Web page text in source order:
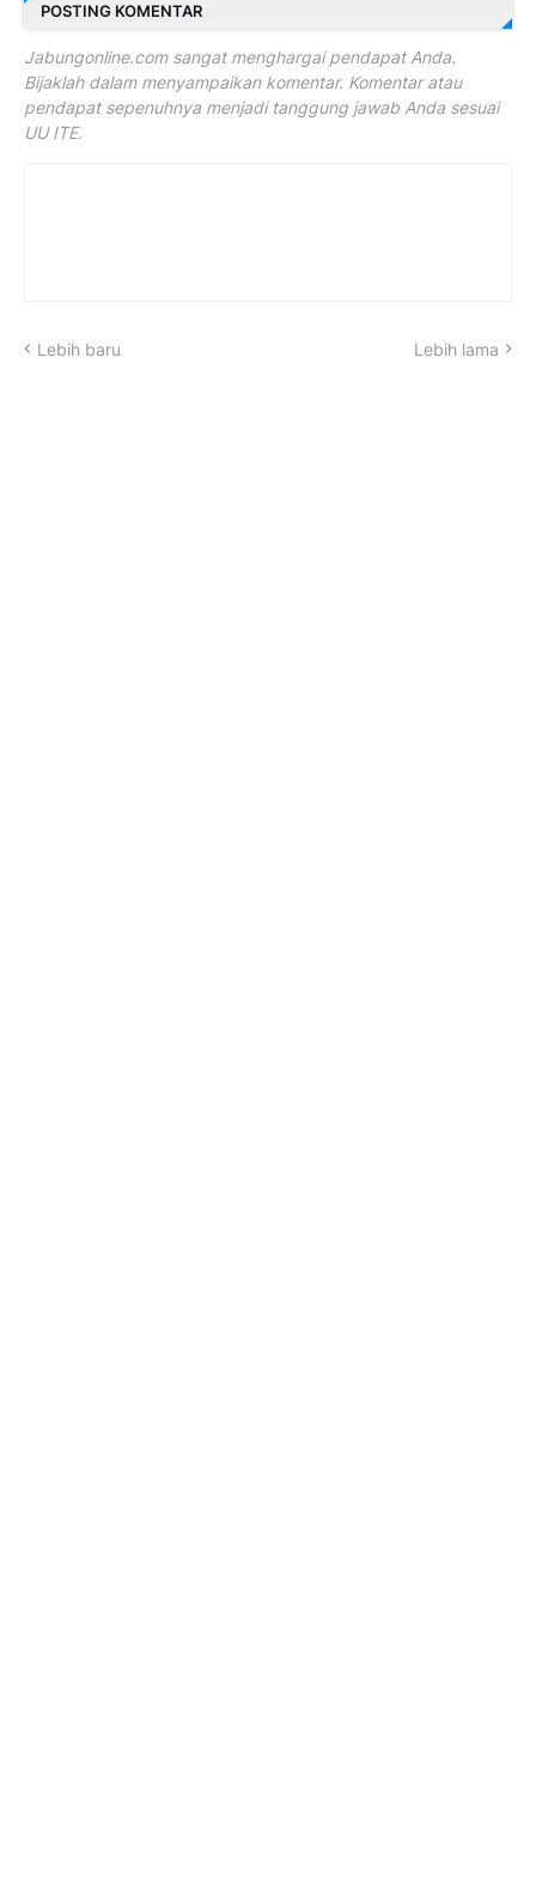
POSTING KOMENTAR
Jabungonline.com sangat menghargai pendapat Anda.
Bijaklah dalam menyampaikan komentar. Komentar atau
pendapat sepenuhnya menjadi tanggung jawab Anda sesuai
UU ITE.
Lebih baru Lebih lama